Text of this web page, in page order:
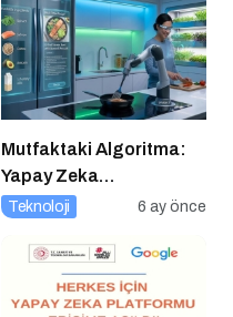
Mutfaktaki Algoritma:
Yapay Zeka
Gastronomiyi Nasıl
Teknoloji 6 ay önce